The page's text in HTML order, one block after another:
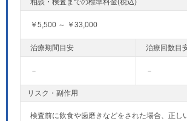
￥5,500 ～ ￥33,000
－ －
リスク・副作用
検査前に飲食や歯磨きなどをされた場合、正し